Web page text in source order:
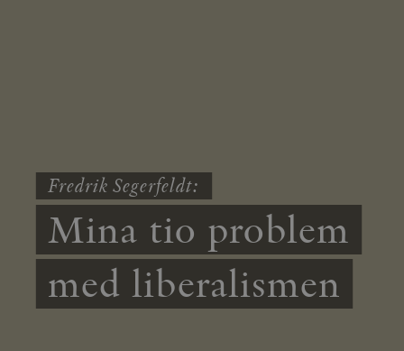
Fredrik Segerfeldt:
Mina tio problem
med liberalismen